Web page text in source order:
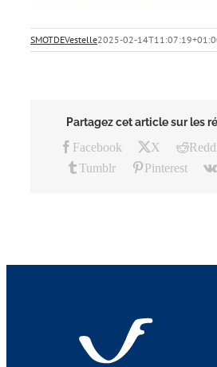
SMOTDEVestelle2025-02-
Partagez cet article sur les
Facebook
X
Tumblr
Pinterest